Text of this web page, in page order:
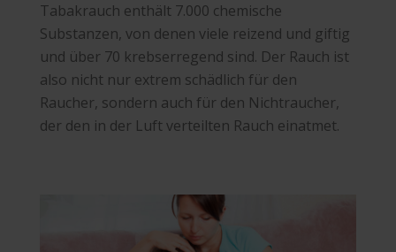
Tabakrauch enthält 7.000 chemische
Substanzen, von denen viele reizend und giftig
und über 70 krebserregend sind. Der Rauch ist
also nicht nur extrem schädlich für den
Raucher, sondern auch für den Nichtraucher,
der den in der Luft verteilten Rauch einatmet.